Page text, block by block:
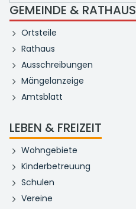
GEMEINDE & RATHAUS
Ortsteile
Rathaus
Ausschreibungen
Mängelanzeige
Amtsblatt
LEBEN & FREIZEIT
Wohngebiete
Kinderbetreuung
Schulen
Vereine